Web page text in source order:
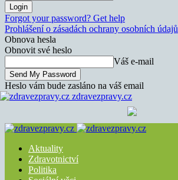
Forgot your password? Get help
Prohlášení o zásadách ochrany osobních údajů
Obnova hesla
Obnovit své heslo
Váš e-mail
Heslo vám bude zasláno na váš email
zdravezpravy.cz
Aktuality
Zdravotnictví
Politika